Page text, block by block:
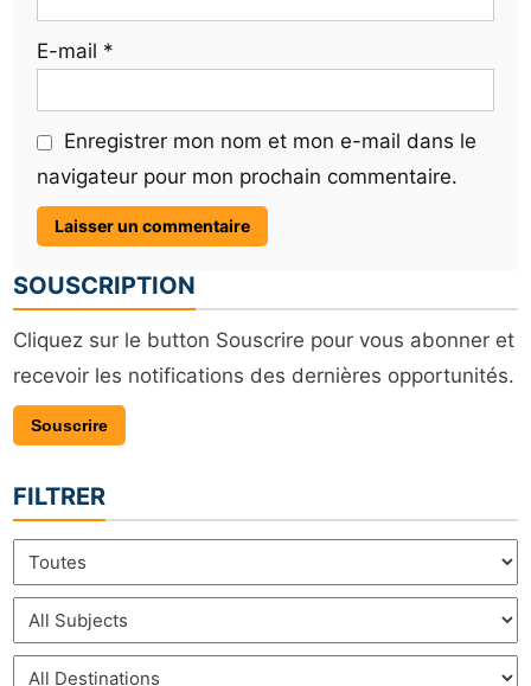
E-mail *
Enregistrer mon nom et mon e-mail dans le
navigateur pour mon prochain commentaire.
SOUSCRIPTION
Cliquez sur le button Souscrire pour vous abonner et
recevoir les notifications des dernières opportunités.
Souscrire
FILTRER